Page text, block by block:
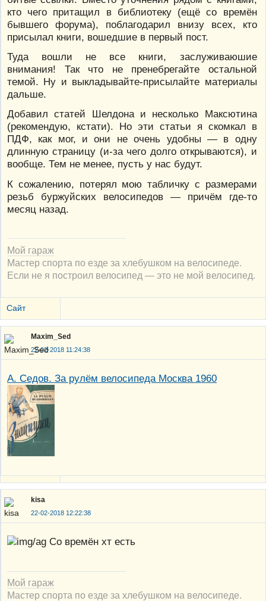
кто чего притащил в библиотеку (ещё со времён
бывшего форума), поблагодарил внизу всех, кто
присылал книги, вошедшие в первый пост.
Туда вошли не все книги, заслуживаюшие
внимания! Так что не пренебрегайте остальной
темой. Ну и выкладывайте-присылайте материалы
дальше.
Добавил статей Шелдона и несколько Максютина
(рекомендую, кстати). Но эти статьи я скомкал в
ПДФ, как мог, и они не очень удобны — в одну
длинную страницу (и-за чего долго открываются), и
вообще. Тем не менее, пусть у нас будут.
К сожалению, потерял мою табличку с размерами
резьб буржуйских велосипедов — причём где-то
месяц назад.
Мой гараж
Мастер спорта по езде за хлебушком на велосипеде.
Если не я построил велосипед — это не мой велосипед.
Сайт
Maxim_Sed
22-02-2018 11:24:38
А. Седов. За рулём велосипеда Москва 1960
kisa
22-02-2018 12:22:38
Со времён хт есть
Мой гараж
Мастер спорта по езде за хлебушком на велосипеде.